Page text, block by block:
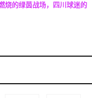
烧的绿茵战场，四川球迷的